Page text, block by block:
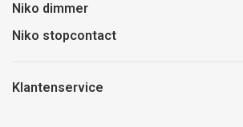
Niko dimmer
Niko stopcontact
Klantenservice